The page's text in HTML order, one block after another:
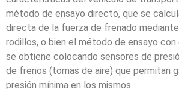
método de ensayo directo, que se
directa de la fuerza de frenado
rodillos, o bien el método de ensayo
se obtiene colocando sensores de
de frenos (tomas de aire) que permitan
presión mínima en los mismos.